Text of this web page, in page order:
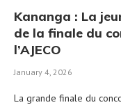
Kananga : La
de la finale du
l’AJECO
January 4, 2026
La grande finale du